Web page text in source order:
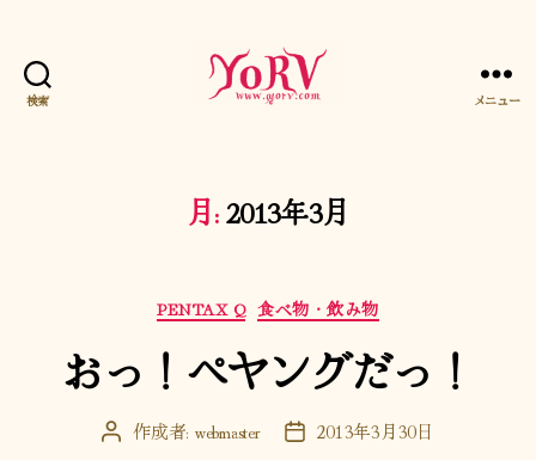
検索 メニュー
月:2013年3月
カ
テ
ゴ
リ
PENTAX Q 食べ物・飲み物
おっ！ペヤングだっ！
投 作成者: webmaster
投 2013年3月30日